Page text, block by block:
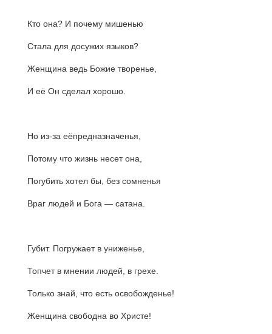
Кто она? И почему мишенью
Стала для досужих языков?
Женщина ведь Божие творенье,
И её Он сделал хорошо.
Но из-за еёпредназначенья,
Потому что жизнь несет она,
Погубить хотел бы, без сомненья
Враг людей и Бога — сатана.
Губит. Погружает в униженье,
Топчет в мнении людей, в грехе.
Только знай, что есть освобожденье!
Женщина свободна во Христе!